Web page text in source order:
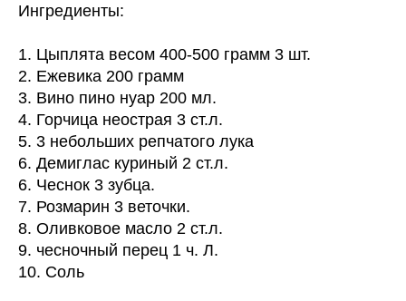
Ингредиенты:
1. Цыплята весом 400-500 грамм 3 шт.
2. Ежевика 200 грамм
3. Вино пино нуар 200 мл.
4. Горчица неострая 3 ст.л.
5. 3 небольших репчатого лука
6. Демиглас куриный 2 ст.л.
6. Чеснок 3 зубца.
7. Розмарин 3 веточки.
8. Оливковое масло 2 ст.л.
9. чесночный перец 1 ч. Л.
10. Соль